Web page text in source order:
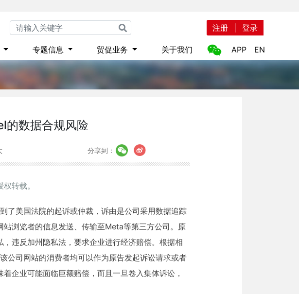
注册 登录
专题信息 贸促业务 关于我们 EN
APP
的数据合规风险
分享到：
转载。
了美国法院的起诉或仲裁，诉由是公司采用数据追踪
浏览者的信息发送、传输至Meta等第三方公司。原
违反加州隐私法，要求企业进行经济赔偿。根据相
公司网站的消费者均可以作为原告发起诉讼请求或者
企业可能面临巨额赔偿，而且一旦卷入集体诉讼，